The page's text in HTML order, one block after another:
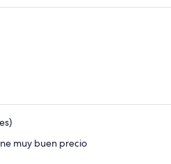
muy buen precio